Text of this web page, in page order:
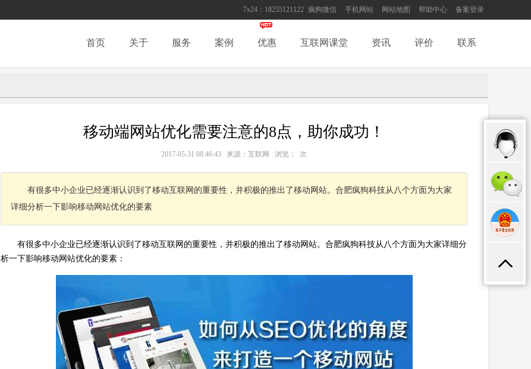
7x24：18255121122 疯狗微信 手机网站 网站地图 帮助中心 备案登录
首页 关于 服务 案例 优惠 互联网课堂 资讯 评价 联系
移动端网站优化需要注意的8点，助你成功！
2017-05-31 08:46:43 来源：互联网 浏览： 次
有很多中小企业已经逐渐认识到了移动互联网的重要性，并积极的推出了移动网站。合肥疯狗科技从八个方面为大家
详细分析一下影响移动网站优化的要素
有很多中小企业已经逐渐认识到了移动互联网的重要性，并积极的推出了移动网站。合肥疯狗科技从八个方面为大家详细分
析一下影响移动网站优化的要素：